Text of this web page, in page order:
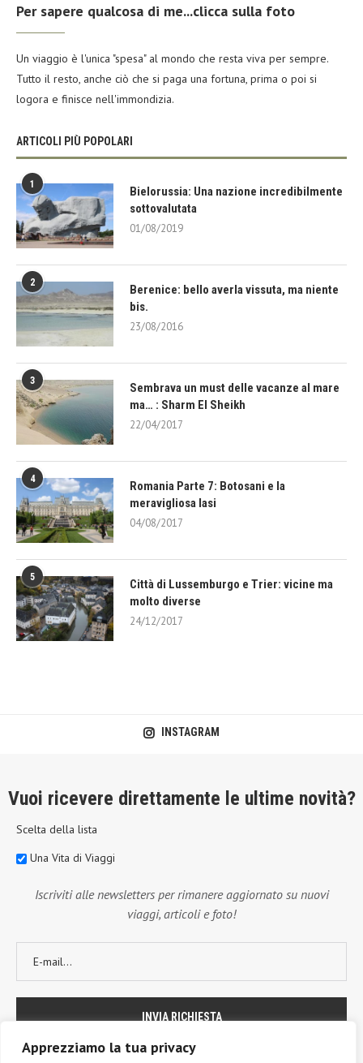
Apprezziamo la tua privacy
Per sapere qualcosa di me...clicca sulla foto
Un viaggio è l'unica "spesa" al mondo che resta viva per sempre.
Tutto il resto, anche ciò che si paga una fortuna, prima o poi si
logora e finisce nell'immondizia.
ARTICOLI PIÙ POPOLARI
1
Bielorussia: Una nazione incredibilmente
sottovalutata
01/08/2019
2
Berenice: bello averla vissuta, ma niente
bis.
23/08/2016
3
Sembrava un must delle vacanze al mare
ma… : Sharm El Sheikh
22/04/2017
4
Romania Parte 7: Botosani e la
meravigliosa Iasi
04/08/2017
5
Città di Lussemburgo e Trier: vicine ma
molto diverse
24/12/2017
INSTAGRAM
Vuoi ricevere direttamente le ultime novità?
Scelta della lista
Una Vita di Viaggi
Iscriviti alle newsletters per rimanere aggiornato su nuovi
viaggi, articoli e foto!